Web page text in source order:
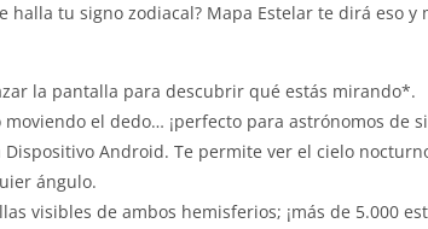
halla tu signo zodiacal? Mapa Estelar te dirá eso y
la pantalla para descubrir qué estás mirando*.
el dedo… ¡perfecto para astrónomos de
Android. Te permite ver el cielo
ángulo.
visibles de ambos hemisferios; ¡más de 5.000